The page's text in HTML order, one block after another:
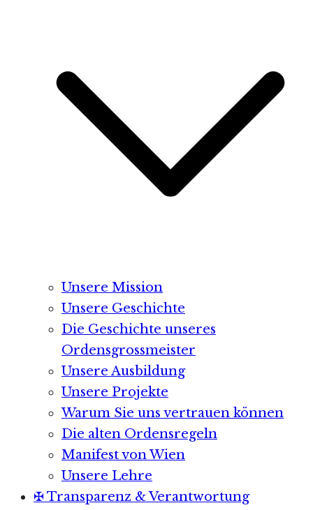
Unsere Mission
Unsere Geschichte
Die Geschichte unseres
Ordensgrossmeister
Unsere Ausbildung
Unsere Projekte
Warum Sie uns vertrauen können
Die alten Ordensregeln
Manifest von Wien
Unsere Lehre
✠ Transparenz & Verantwortung